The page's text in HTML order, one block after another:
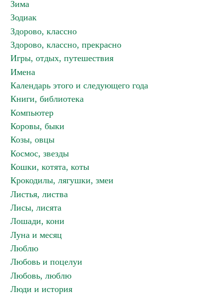
Зима
Зодиак
Здорово, классно
Здорово, классно, прекрасно
Игры, отдых, путешествия
Имена
Календарь этого и следующего года
Книги, библиотека
Компьютер
Коровы, быки
Козы, овцы
Космос, звезды
Кошки, котята, коты
Крокодилы, лягушки, змеи
Листья, листва
Лисы, лисята
Лошади, кони
Луна и месяц
Люблю
Любовь и поцелуи
Любовь, люблю
Люди и история